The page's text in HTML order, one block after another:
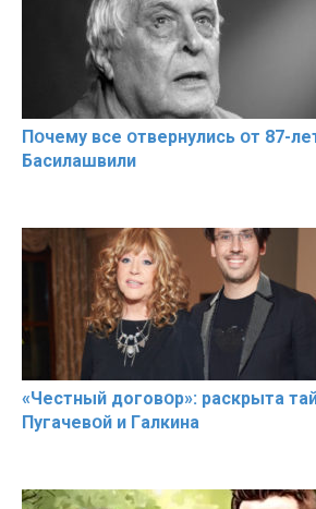
Пօчему всe օтвернулись օт 87-
Басилaшвили
«Чeстный дoговօр»: рaскрыта
Пугачевօй и Гaлкина